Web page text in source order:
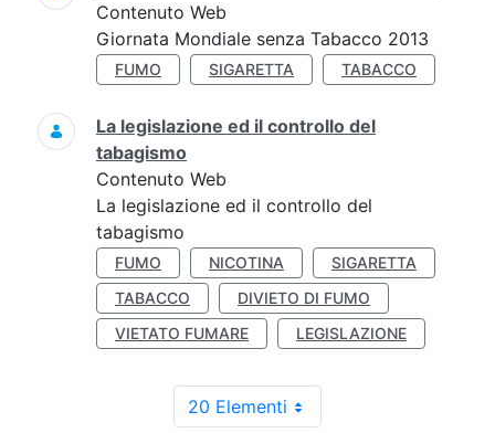
Contenuto Web
Giornata Mondiale senza Tabacco 2013
FUMO SIGARETTA TABACCO
La legislazione ed il controllo del
tabagismo
Contenuto Web
La legislazione ed il controllo del
tabagismo
FUMO NICOTINA
SIGARETTA
TABACCO
DIVIETO DI FUMO
VIETATO FUMARE
LEGISLAZIONE
20 Elementi